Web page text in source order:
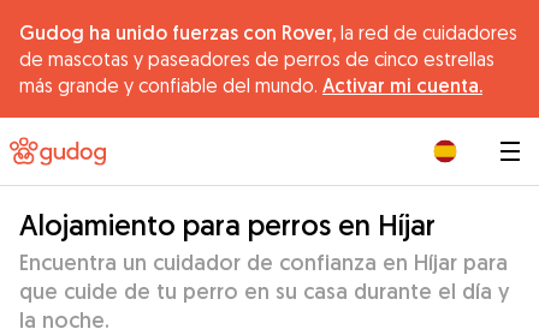
Gudog ha unido fuerzas con Rover, la red de cuidadores
de mascotas y paseadores de perros de cinco estrellas
más grande y confiable del mundo. Activar mi cuenta.
Alojamiento para perros en Híjar
Encuentra un cuidador de confianza en Híjar para
que cuide de tu perro en su casa durante el día y
la noche.